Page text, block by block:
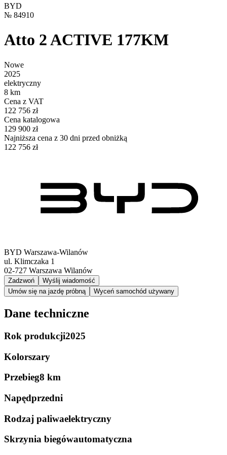
BYD
№ 84910
Atto 2 ACTIVE 177KM
Nowe
2025
elektryczny
8 km
Cena z VAT
122 756 zł
Cena katalogowa
129 900 zł
Najniższa cena z 30 dni przed obniżką
122 756 zł
BYD Warszawa-Wilanów
ul. Klimczaka 1
02-727 Warszawa Wilanów
Zadzwoń
Wyślij wiadomość
Umów się na jazdę próbną
Wyceń samochód używany
Dane techniczne
Rok produkcji2025
Kolorszary
Przebieg8 km
Napędprzedni
Rodzaj paliwaelektryczny
Skrzynia biegówautomatyczna